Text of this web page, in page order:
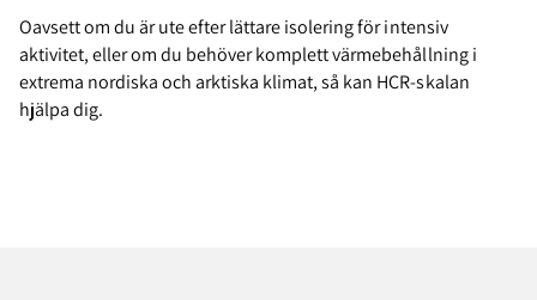
Oavsett om du är ute efter lättare isolering för intensiv
aktivitet, eller om du behöver komplett värmebehållning i
extrema nordiska och arktiska klimat, så kan HCR-skalan
hjälpa dig.